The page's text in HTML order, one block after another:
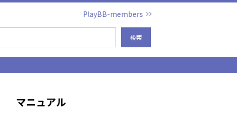
検索
PlayBB-members
マニュアル